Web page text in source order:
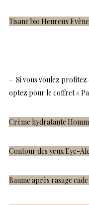
Tisane bio Heureux
– Si vous voulez profitez
optez pour le coffret «
Crème hydratante
Contour des yeux Eye-
Baume après rasage cade